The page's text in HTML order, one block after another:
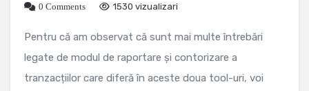
0 Comments
1530 vizualizari
Pentru că am observat că sunt mai multe întrebări
legate de modul de raportare și contorizare a
tranzacțiilor care diferă în aceste doua tool-uri, voi